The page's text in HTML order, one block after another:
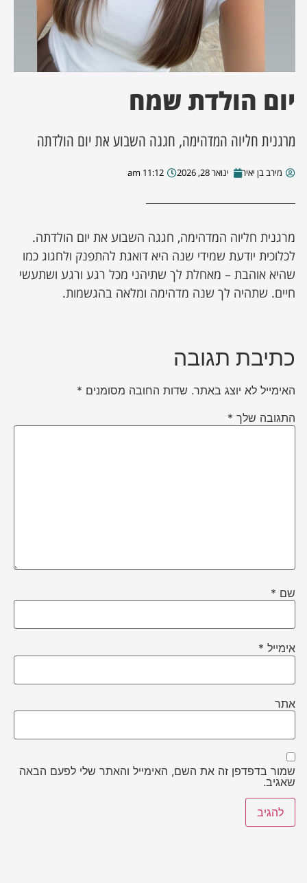
מקומית
עסקים
יום הולדת שמח
מרגנית חליוה המדהימה, חגגה השבוע את יום הולדתה
מירב בן יאיר ינואר 28, 2026 11:12 am
מרגנית חליוה המדהימה, חגגה השבוע את יום הולדתה.
לכלוכית יודעת שמידי שנה היא דואגת להתפנק ולחגוג כמו
שהיא אוהבת – מאחלת לך שתיהני מכל רגע ורגע ושתעשי
חיים. שתהיה לך שנה מדהימה ומלאה בהגשמות.
כתיבת תגובה
האימייל לא יוצג באתר. שדות החובה מסומנים *
התגובה שלך *
שם *
אימייל *
אתר
שמור בדפדפן זה את השם, האימייל והאתר שלי לפעם הבאה
שאגיב.